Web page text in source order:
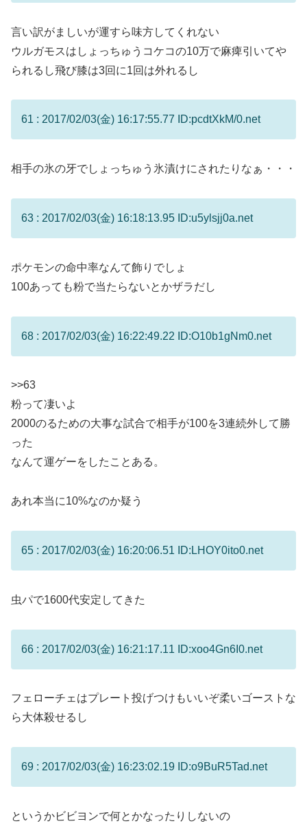
言い訳がましいが運すら味方してくれない
ウルガモスはしょっちゅうコケコの10万で麻痺引いてや
られるし飛び膝は3回に1回は外れるし
61 : 2017/02/03(金) 16:17:55.77 ID:pcdtXkM/0.net
相手の氷の牙でしょっちゅう氷漬けにされたりなぁ・・・
63 : 2017/02/03(金) 16:18:13.95 ID:u5ylsjj0a.net
ポケモンの命中率なんて飾りでしょ
100あっても粉で当たらないとかザラだし
68 : 2017/02/03(金) 16:22:49.22 ID:O10b1gNm0.net
>>63
粉って凄いよ
2000のるための大事な試合で相手が100を3連続外して勝
った
なんて運ゲーをしたことある。
あれ本当に10%なのか疑う
65 : 2017/02/03(金) 16:20:06.51 ID:LHOY0ito0.net
虫パで1600代安定してきた
66 : 2017/02/03(金) 16:21:17.11 ID:xoo4Gn6I0.net
フェローチェはプレート投げつけもいいぞ柔いゴーストな
ら大体殺せるし
69 : 2017/02/03(金) 16:23:02.19 ID:o9BuR5Tad.net
というかビビヨンで何とかなったりしないの